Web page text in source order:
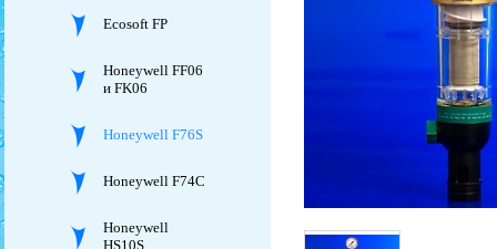
Ecosoft FP
Honeywell FF06
и FK06
Honeywell F76S
Honeywell F74C
Honeywell
HS10S